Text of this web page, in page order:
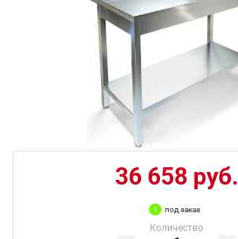
36 658 руб.
под заказ
Количество